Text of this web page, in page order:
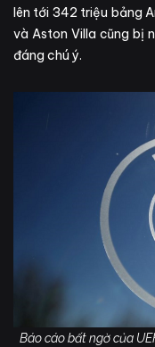
lên tới 342 triệu bảng
và Aston Villa cũng bị
đáng chú ý.
Báo cáo bất ngờ của